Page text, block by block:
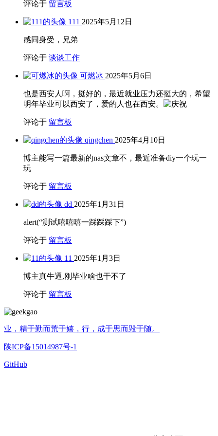
评论于 留言板
111 2025年5月12日
感同身受，兄弟
评论于 谈谈工作
可燃冰 2025年5月6日
也是西安人啊，挺好的，最近就业压力还挺大的，希望
明年毕业可以西安了，爱的人也在西安。
评论于 留言板
qingchen 2025年4月10日
博主能写一篇最新的nas文章不，最近准备diy一个玩一
玩
评论于 留言板
dd 2025年1月31日
alert(“测试嘻嘻嘻一踩踩踩下”)
评论于 留言板
11 2025年1月3日
博主真牛逼,刚毕业啥也干不了
评论于 留言板
业，精于勤而荒于嬉，行，成于思而毁于随。
陕ICP备15014987号-1
GitHub